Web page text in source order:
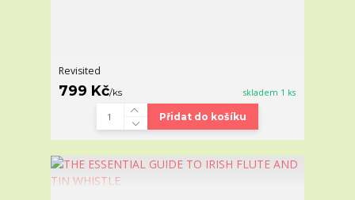
Revisited
799 Kč/ks skladem 1 ks
Přidat do košíku